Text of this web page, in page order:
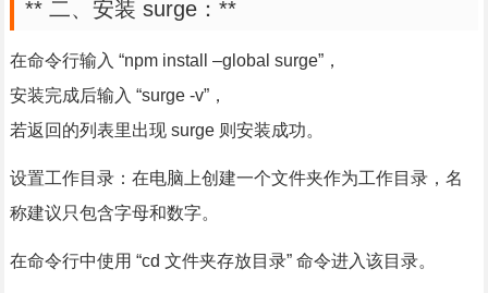
** 二、安装 surge：**
在命令行输入 “npm install –global surge”，
安装完成后输入 “surge -v”，
若返回的列表里出现 surge 则安装成功。
设置工作目录：在电脑上创建一个文件夹作为工作目录，名
称建议只包含字母和数字。
在命令行中使用 “cd 文件夹存放目录” 命令进入该目录。